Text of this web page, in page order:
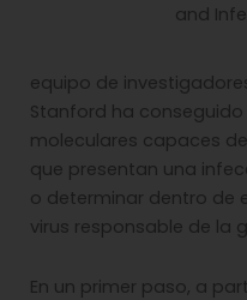
and
equipo de
Stanford ha
moleculares capaces
que presentan una
o determinar dentro de
virus responsable de la
En un primer paso, a